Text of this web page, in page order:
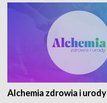
Alchemia zdrowia i urody